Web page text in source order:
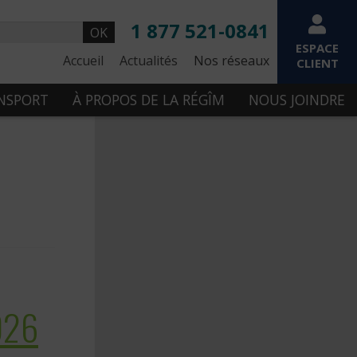
ESPACE
CLIENT
1 877 521-0841
OK
Nos réseaux
Accueil Actualités
À PROPOS DE LA RÉGÎM NOUS JOINDRE